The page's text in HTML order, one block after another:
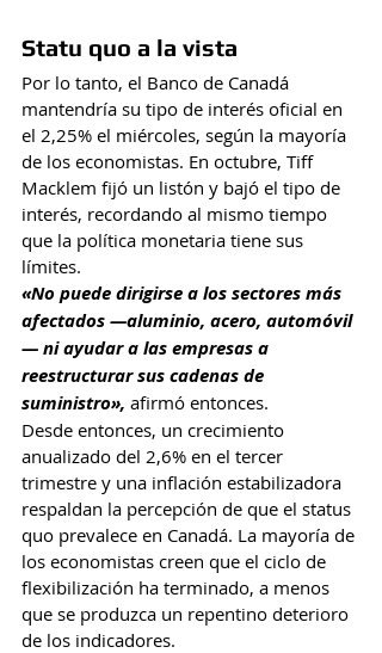
Statu quo a la vista
Por lo tanto, el Banco de Canadá
mantendría su tipo de interés oficial en
el 2,25% el miércoles, según la mayoría
de los economistas. En octubre, Tiff
Macklem fijó un listón y bajó el tipo de
interés, recordando al mismo tiempo
que la política monetaria tiene sus
límites.
«No puede dirigirse a los sectores más
afectados —aluminio, acero, automóvil
— ni ayudar a las empresas a
reestructurar sus cadenas de
suministro», afirmó entonces.
Desde entonces, un crecimiento
anualizado del 2,6% en el tercer
trimestre y una inflación estabilizadora
respaldan la percepción de que el status
quo prevalece en Canadá. La mayoría de
los economistas creen que el ciclo de
flexibilización ha terminado, a menos
que se produzca un repentino deterioro
de los indicadores.